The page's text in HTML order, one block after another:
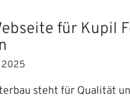
für Kupil
2025
steht für Qualität